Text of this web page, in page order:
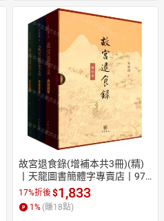
故宮退食錄(增補本共3冊)(精)
丨天龍圖書簡體字專賣店丨978
7101173666 (tl2602)
17%折後$1,833
1% (賺18點)